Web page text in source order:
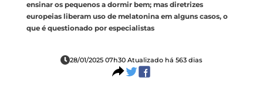
ensinar os pequenos a dormir bem; mas diretrizes
europeias liberam uso de melatonina em alguns casos, o
que é questionado por especialistas
28/01/2025 07h30 Atualizado há 563 dias